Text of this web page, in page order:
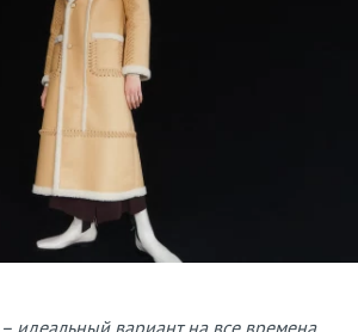
идеальный вариант на все времена